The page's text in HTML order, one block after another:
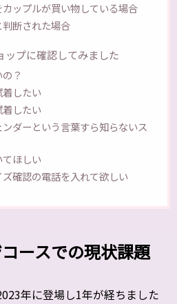
カップルが買い物している場合
断された場合
ップに確認してみました
？
したい
したい
ダーという言葉すら知らないス
ほしい
確認の電話を入れて欲しい
ースでの現状課題
年に登場し1年が経ちました